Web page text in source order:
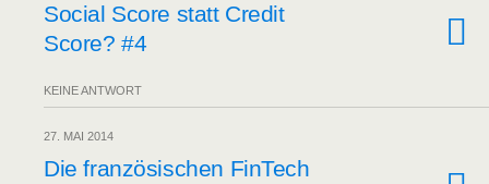
Social Score statt Cre­dit
Score? #4
KEINE ANTWORT
27. MAI 2014
Die fran­zö­si­schen Fin­Tech